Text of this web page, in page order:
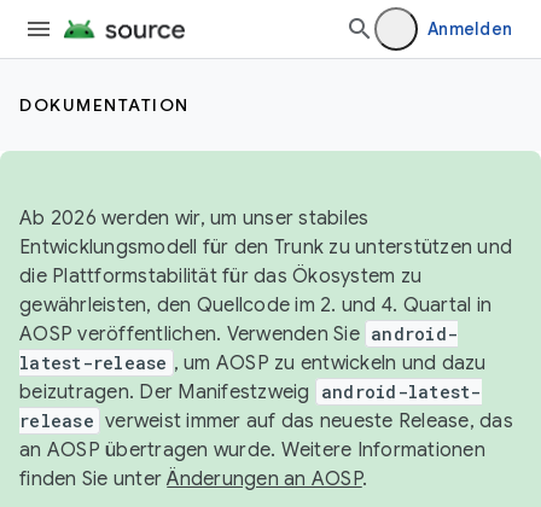
Anmelden
DOKUMENTATION
Ab 2026 werden wir, um unser stabiles
Entwicklungsmodell für den Trunk zu unterstützen und
die Plattformstabilität für das Ökosystem zu
gewährleisten, den Quellcode im 2. und 4. Quartal in
AOSP veröffentlichen. Verwenden Sie android-
latest-release , um AOSP zu entwickeln und dazu
beizutragen. Der Manifestzweig
android-latest-
release verweist immer auf das neueste Release, das
an AOSP übertragen wurde. Weitere Informationen
finden Sie unterÄnderungen an AOSP.